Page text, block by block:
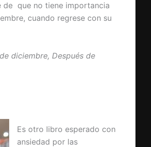
de que no tiene importancia
cuando regrese con su
diciembre, Después de
Es otro libro esperado con
ansiedad por las